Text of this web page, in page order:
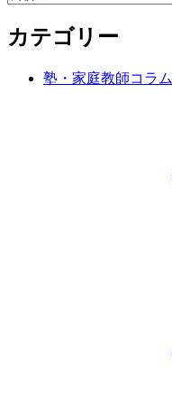
カテゴリー
塾・家庭教師コラム